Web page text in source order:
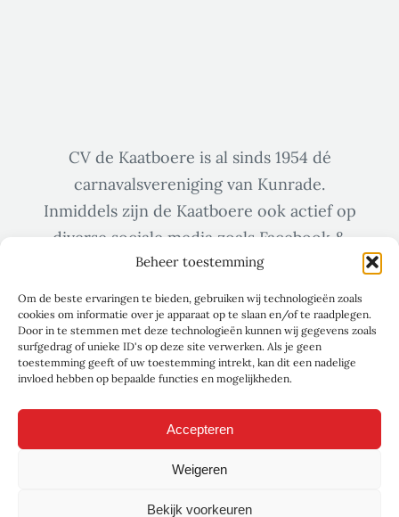
Beheer toestemming
Om de beste ervaringen te bieden, gebruiken wij technologieën zoals
cookies om informatie over je apparaat op te slaan en/of te raadplegen.
Door in te stemmen met deze technologieën kunnen wij gegevens zoals
surfgedrag of unieke ID's op deze site verwerken. Als je geen
toestemming geeft of uw toestemming intrekt, kan dit een nadelige
invloed hebben op bepaalde functies en mogelijkheden.
Accepteren
Weigeren
Bekijk voorkeuren
CV de Kaatboere is al sinds 1954 dé
carnavalsvereniging van Kunrade.
Inmiddels zijn de Kaatboere ook actief op
diverse sociale media zoals Facebook &
Instagram.